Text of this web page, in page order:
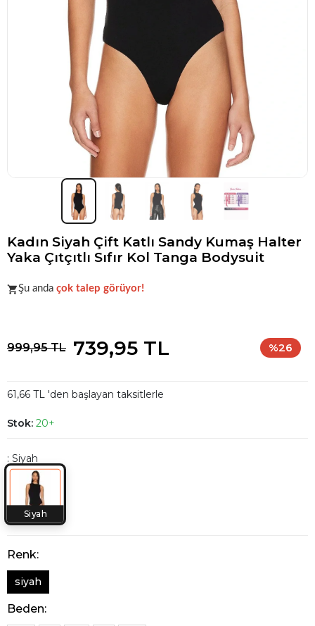
Kadın Siyah Çift Katlı Sandy Kumaş Halter
Yaka Çıtçıtlı Sıfır Kol Tanga Bodysuit
Koleksiyonun en sevilenparçalarından biri.
Şu anda çok talep görüyor!
999,95 TL 739,95 TL %26
61,66 TL 'den başlayan taksitlerle
Stok: 20+
: Siyah
Siyah
Renk:
siyah
Beden: